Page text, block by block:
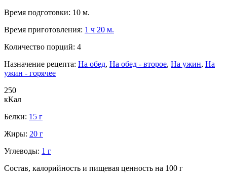
Время подготовки: 10 м.
Время приготовления: 1 ч 20 м.
Количество порций: 4
Назначение рецепта: На обед, На обед - второе, На ужин, На
ужин - горячее
250
кКал
Белки: 15 г
Жиры: 20 г
Углеводы: 1 г
Состав, калорийность и пищевая ценность на 100 г